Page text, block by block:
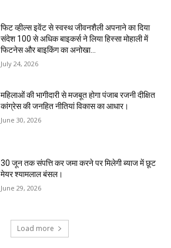
फिट व्हील्स इवेंट से स्वस्थ जीवनशैली अपनाने का दिया
संदेश 100 से अधिक बाइकर्स ने लिया हिस्सा मोहाली में
फिटनेस और बाइकिंग का अनोखा...
July 24, 2026
महिलाओं की भागीदारी से मजबूत होगा पंजाब रजनी दीक्षित
कांग्रेस की जनहित नीतियां विकास का आधार।
June 30, 2026
30 जून तक संपत्ति कर जमा करने पर मिलेगी ब्याज में छूट
मेयर श्यामलाल बंसल।
June 29, 2026
Load more